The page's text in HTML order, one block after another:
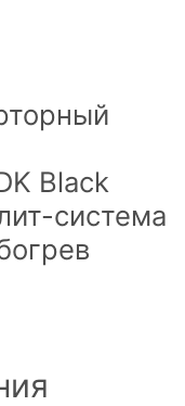
Black
система